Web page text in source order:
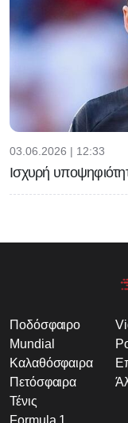
03.06.2026 | 12:33
Ισχυρή
Ποδόσφαιρο
Mundial
Καλαθόσφαιρα
Πετόσφαιρα
Τένις
Formula 1